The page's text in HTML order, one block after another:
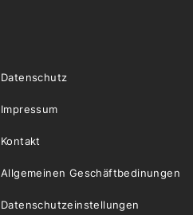
Datenschutz
Impressum
Kontakt
Allgemeinen Geschäftbedinungen
Datenschutzeinstellungen